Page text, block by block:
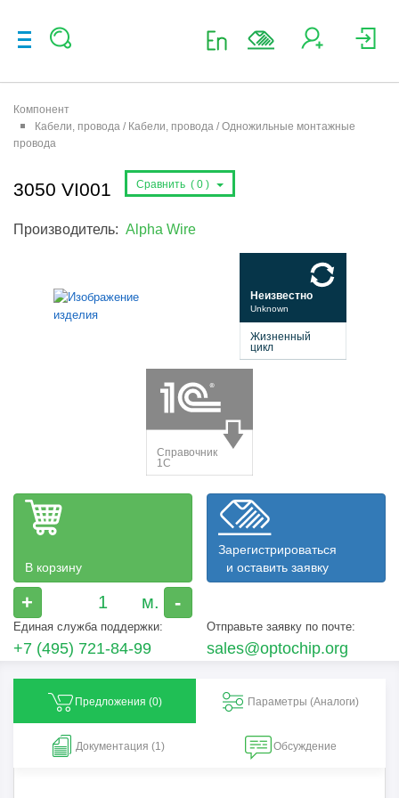
Компонент
Кабели, провода / Кабели, провода / Одножильные монтажные
провода
3050 VI001 Сравнить ( 0 )
Производитель: Alpha Wire
В корзину
+ -
Зарегистрироваться
и оставить заявку
Единая служба поддержки:
+7 (495) 721-84-99
Отправьте заявку по почте:
sales@optochip.org
Предложения (0) Параметры (Aналоги)
Документация (1) Обсуждение